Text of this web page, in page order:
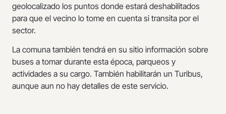
geolocalizado los puntos donde estará deshabilitados
para que el vecino lo tome en cuenta si transita por el
sector.
La comuna también tendrá en su sitio información sobre
buses a tomar durante esta época, parqueos y
actividades a su cargo. También habilitarán un Turibus,
aunque aun no hay detalles de este servicio.